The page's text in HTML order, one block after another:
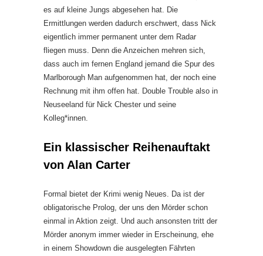
es auf kleine Jungs abgesehen hat. Die
Ermittlungen werden dadurch erschwert, dass Nick
eigentlich immer permanent unter dem Radar
fliegen muss. Denn die Anzeichen mehren sich,
dass auch im fernen England jemand die Spur des
Marlborough Man aufgenommen hat, der noch eine
Rechnung mit ihm offen hat. Double Trouble also in
Neuseeland für Nick Chester und seine
Kolleg*innen.
Ein klassischer Reihenauftakt
von Alan Carter
Formal bietet der Krimi wenig Neues. Da ist der
obligatorische Prolog, der uns den Mörder schon
einmal in Aktion zeigt. Und auch ansonsten tritt der
Mörder anonym immer wieder in Erscheinung, ehe
in einem Showdown die ausgelegten Fährten